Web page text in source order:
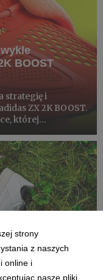
BOOST
strategię i
ZX 2K BOOST.
której
strony
z naszych
online i
nasze pliki